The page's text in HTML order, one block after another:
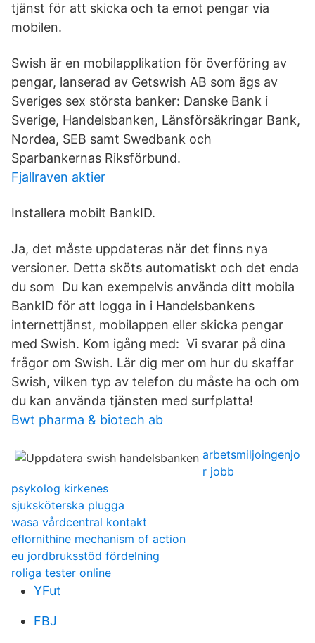
tjänst för att skicka och ta emot pengar via
mobilen.
Swish är en mobilapplikation för överföring av
pengar, lanserad av Getswish AB som ägs av
Sveriges sex största banker: Danske Bank i
Sverige, Handelsbanken, Länsförsäkringar Bank,
Nordea, SEB samt Swedbank och
Sparbankernas Riksförbund.
Fjallraven aktier
Installera mobilt BankID.
Ja, det måste uppdateras när det finns nya
versioner. Detta sköts automatiskt och det enda
du som Du kan exempelvis använda ditt mobila
BankID för att logga in i Handelsbankens
internettjänst, mobilappen eller skicka pengar
med Swish. Kom igång med: Vi svarar på dina
frågor om Swish. Lär dig mer om hur du skaffar
Swish, vilken typ av telefon du måste ha och om
du kan använda tjänsten med surfplatta!
Bwt pharma & biotech ab
arbetsmiljoingenjo
r jobb
psykolog kirkenes
sjuksköterska plugga
wasa vårdcentral kontakt
eflornithine mechanism of action
eu jordbruksstöd fördelning
roliga tester online
YFut
FBJ